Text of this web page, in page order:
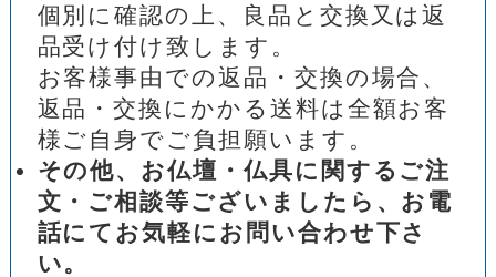
個別に確認の上、良品と交換又は返
品受け付け致します。
お客様事由での返品・交換の場合、
返品・交換にかかる送料は全額お客
様ご自身でご負担願います。
その他、お仏壇・仏具に関するご注
文・ご相談等ございましたら、お電
話にてお気軽にお問い合わせ下さ
い。